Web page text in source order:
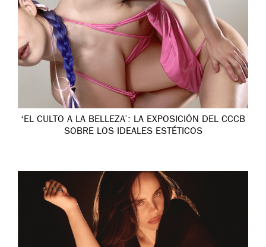
‘EL CULTO A LA BELLEZA’: LA EXPOSICIÓN DEL CCCB
SOBRE LOS IDEALES ESTÉTICOS